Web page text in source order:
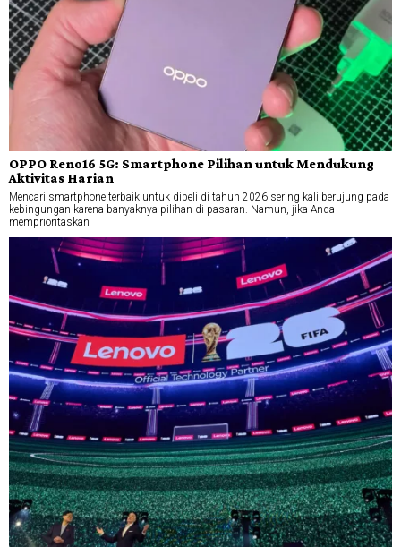
OPPO Reno16 5G: Smartphone Pilihan untuk Mendukung
Aktivitas Harian
Mencari smartphone terbaik untuk dibeli di tahun 2026 sering kali berujung pada
kebingungan karena banyaknya pilihan di pasaran. Namun, jika Anda
memprioritaskan